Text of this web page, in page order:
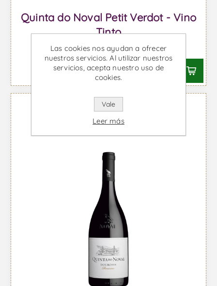
Quinta do Noval Petit Verdot - Vino
Tinto
Desde €38,91 IVA incl.
Las cookies nos ayudan a ofrecer
nuestros servicios. Al utilizar nuestros
servicios, acepta nuestro uso de
cookies.
Vale
Leer más